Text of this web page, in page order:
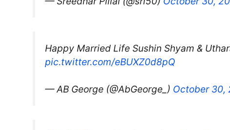
Happy Married Life Sushin Shyam &
pic.twitter.com/eBUXZ0d8pQ
— AB George (@AbGeorge_) October 30,